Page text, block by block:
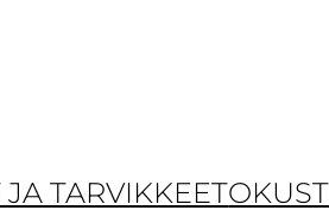
TARVIKKEET